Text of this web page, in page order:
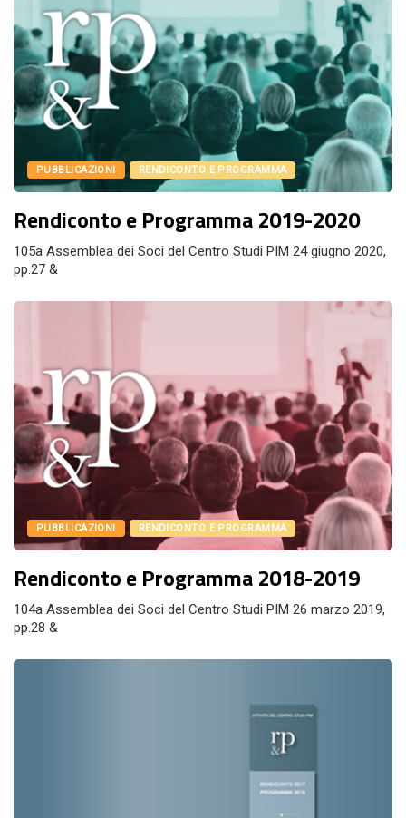
PUBBLICAZIONI RENDICONTO E PROGRAMMA
Rendiconto e Programma 2019-2020
105a Assemblea dei Soci del Centro Studi PIM 24 giugno 2020,
pp.27 &
PUBBLICAZIONI RENDICONTO E PROGRAMMA
Rendiconto e Programma 2018-2019
104a Assemblea dei Soci del Centro Studi PIM 26 marzo 2019,
pp.28 &